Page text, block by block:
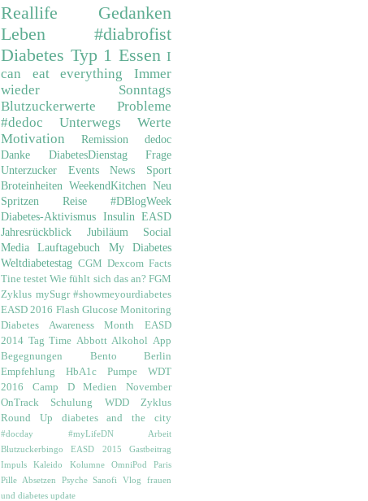
Reallife
Gedanken
Leben
#diabrofist
Diabetes Typ 1 Essen I
can eat everything
Immer
wieder Sonntags
Blutzuckerwerte
Probleme
#dedoc
Unterwegs
Werte
Motivation
Remission
dedoc
Danke
DiabetesDienstag
Frage
Unterzucker
Events News
Sport
Broteinheiten WeekendKitchen Neu
Spritzen
Reise
#DBlogWeek
Diabetes-Aktivismus Insulin EASD
Jahresrückblick
Jubiläum
Social
Media
Lauftagebuch
My Diabetes
Weltdiabetestag CGM Dexcom Facts
Tine testet Wie fühlt sich das an? FGM
Zyklus mySugr #showmeyourdiabetes
EASD 2016 Flash Glucose Monitoring
Diabetes Awareness Month
EASD
2014 Tag Time Abbott Alkohol App
Begegnungen
Bento
Berlin
Empfehlung
HbA1c Pumpe
WDT
2016
Camp D Medien
November
OnTrack
Schulung WDD
Zyklus
Round Up
diabetes and the city
#docday #myLifeDN
Arbeit
Blutzuckerbingo
EASD 2015
Gastbeitrag
Impuls
Kaleido Kolumne OmniPod
Paris
Pille Absetzen
Psyche Sanofi Vlog
frauen
und diabetes update